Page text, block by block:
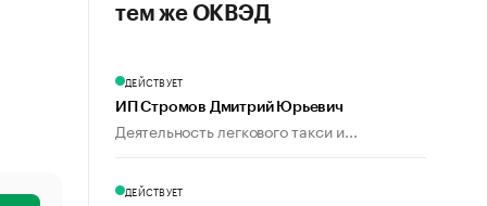
тем же ОКВЭД
ДЕЙСТВУЕТ
ИП Стромов Дмитрий Юрьевич
Деятельность легкового такси и...
ДЕЙСТВУЕТ